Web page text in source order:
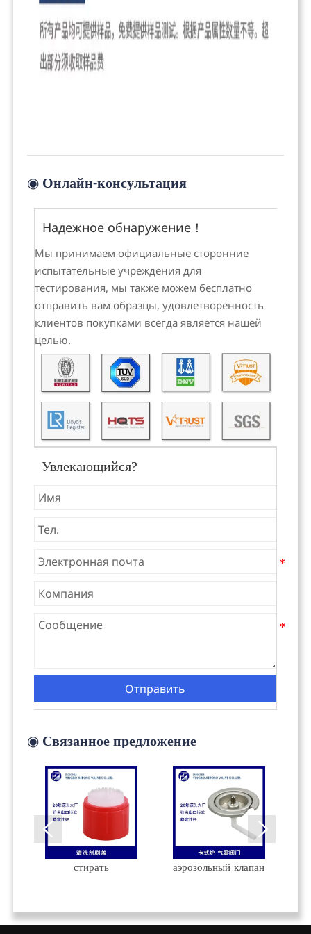
◉ Онлайн-консультация
Надежное обнаружение！
Мы принимаем официальные сторонние
испытательные учреждения для
тестирования, мы также можем бесплатно
отправить вам образцы, удовлетворенность
клиентов покупками всегда является нашей
целью.
Увлекающийся?
Отправить
◉ Связанное предложение
стирать аэрозольный клапан